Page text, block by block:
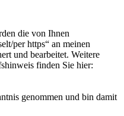
die von Ihnen
per https“ an meinen
und bearbeitet. Weitere
finden Sie hier:
genommen und bin damit